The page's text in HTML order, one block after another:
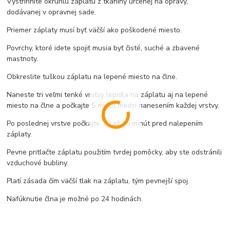
dodávanej v opravnej sade.
Priemer záplaty musí byť väčší ako poškodené miesto.
Povrchy, ktoré idete spojiť musia byť čisté, suché a zbavené
mastnoty.
Obkreslite tuškou záplatu na lepené miesto na člne.
Naneste tri veľmi tenké vrstvy lepidla na záplatu aj na lepené
miesto na člne a počkajte 5 minút medzi nanesením každej vrstvy.
Po poslednej vrstve počkajte 10 až 15 minút pred nalepením
záplaty.
Pevne pritlačte záplatu použitím tvrdej pomôcky, aby ste odstránili
vzduchové bubliny.
Platí zásada čím väčší tlak na záplatu, tým pevnejší spoj.
Nafúknutie člna je možné po 24 hodinách.